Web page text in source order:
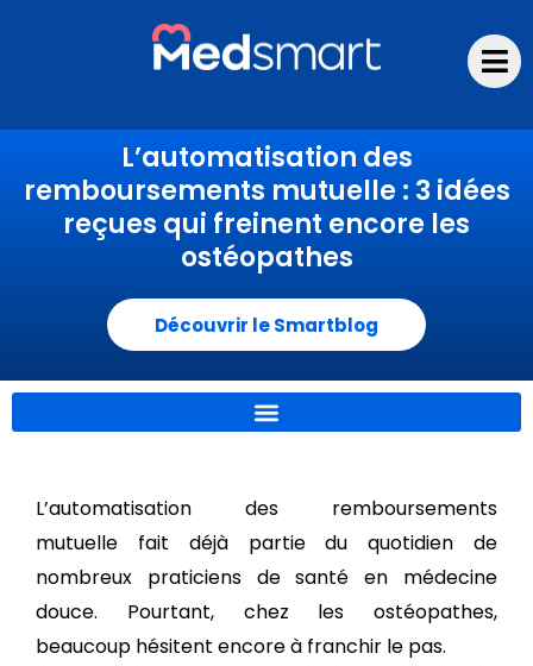
L’automatisation des
remboursements mutuelle : 3 idées
reçues qui freinent encore les
ostéopathes
Découvrir le Smartblog
L’automatisation des remboursements
mutuelle fait déjà partie du quotidien de
nombreux praticiens de santé en médecine
douce. Pourtant, chez les ostéopathes,
beaucoup hésitent encore à franchir le pas.